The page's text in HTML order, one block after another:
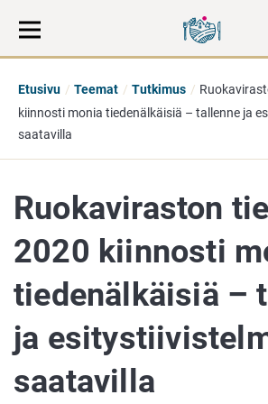
suoraan
sisältöön
koko
sivuston
Etusivu Teemat Tutkimus
kiinnosti monia tiedenälkäisiä – tallenne ja
saatavilla
Ruokaviraston
2020 kiinnosti
tiedenälkäisiä –
ja
saatavilla